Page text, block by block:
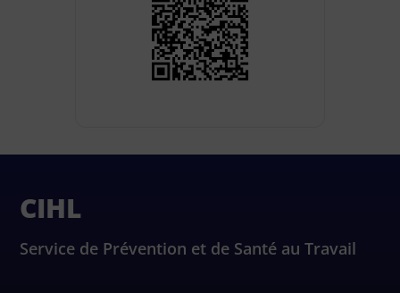
CIHL
Service de Prévention et de Santé au Travail